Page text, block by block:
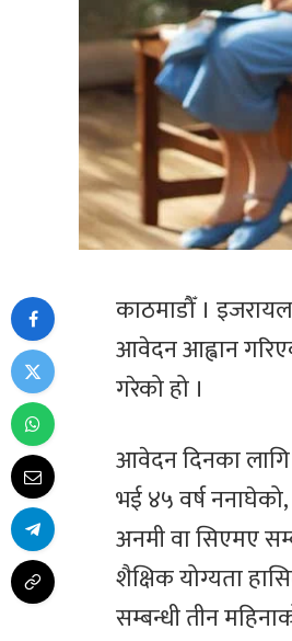
काठमाडौँ ।
आवेदन आह्वान
गरेको हो ।
आवेदन दिनका
भई ४५ वर्ष
अनमी वा सिएमए
शैक्षिक योग्यता
सम्बन्धी तीन